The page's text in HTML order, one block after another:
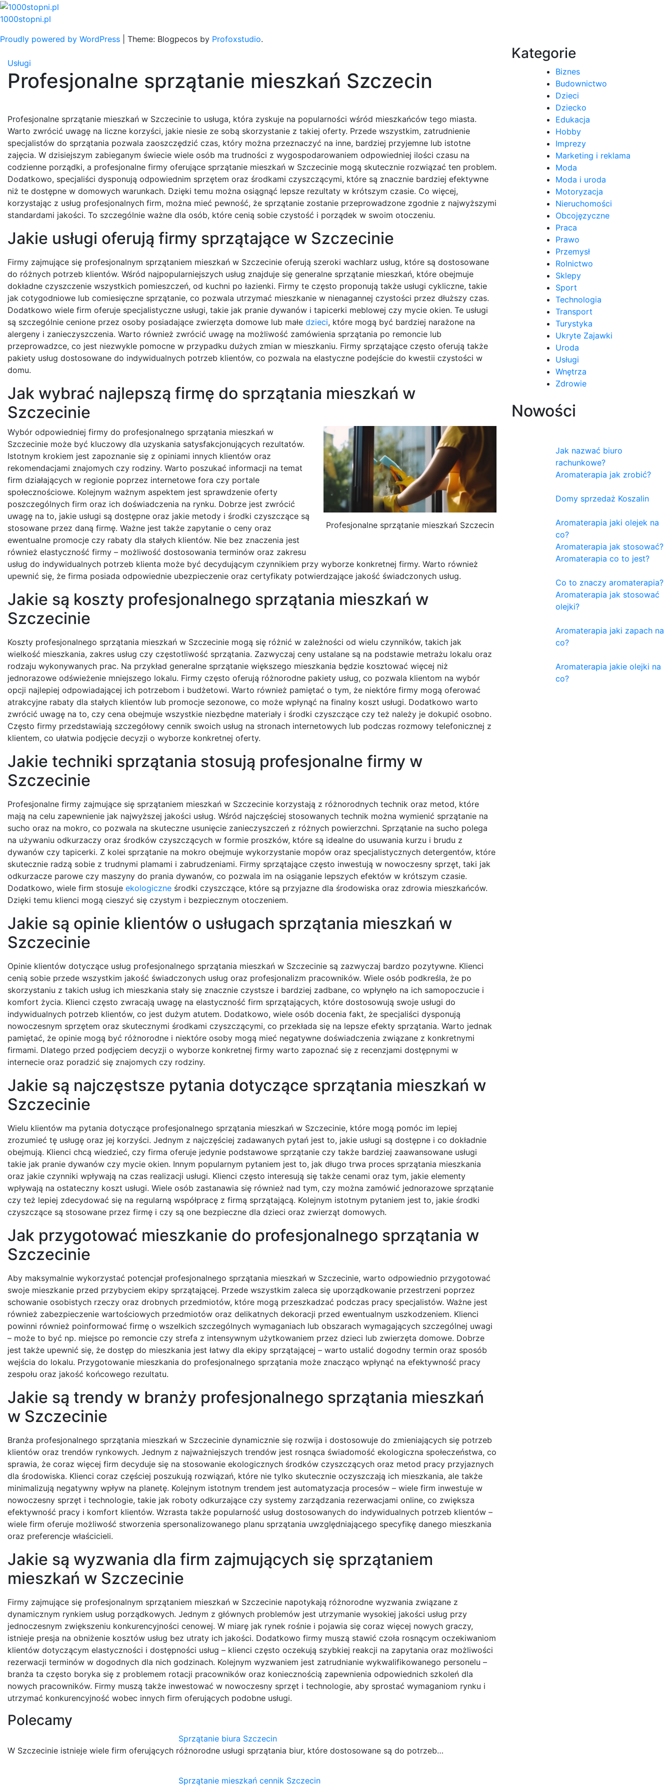
Skip
to
1000stopni.pl
Proudly powered by WordPress
Theme: Blogpecos by Profoxstudio.
Usługi
Profesjonalne sprzątanie mieszkań Szczecin
Profesjonalne sprzątanie mieszkań w Szczecinie to usługa, która zyskuje na popularności wśród mieszkańców tego miasta.
Warto zwrócić uwagę na liczne korzyści, jakie niesie ze sobą skorzystanie z takiej oferty. Przede wszystkim, zatrudnienie
specjalistów do sprzątania pozwala zaoszczędzić czas, który można przeznaczyć na inne, bardziej przyjemne lub istotne
zajęcia. W dzisiejszym zabieganym świecie wiele osób ma trudności z wygospodarowaniem odpowiedniej ilości czasu na
codzienne porządki, a profesjonalne firmy oferujące sprzątanie mieszkań w Szczecinie mogą skutecznie rozwiązać ten problem.
Dodatkowo, specjaliści dysponują odpowiednim sprzętem oraz środkami czyszczącymi, które są znacznie bardziej efektywne
niż te dostępne w domowych warunkach. Dzięki temu można osiągnąć lepsze rezultaty w krótszym czasie. Co więcej,
korzystając z usług profesjonalnych firm, można mieć pewność, że sprzątanie zostanie przeprowadzone zgodnie z najwyższymi
standardami jakości. To szczególnie ważne dla osób, które cenią sobie czystość i porządek w swoim otoczeniu.
Jakie usługi oferują firmy sprzątające w Szczecinie
Firmy zajmujące się profesjonalnym sprzątaniem mieszkań w Szczecinie oferują szeroki wachlarz usług, które są dostosowane
do różnych potrzeb klientów. Wśród najpopularniejszych usług znajduje się generalne sprzątanie mieszkań, które obejmuje
dokładne czyszczenie wszystkich pomieszczeń, od kuchni po łazienki. Firmy te często proponują także usługi cykliczne, takie
jak cotygodniowe lub comiesięczne sprzątanie, co pozwala utrzymać mieszkanie w nienagannej czystości przez dłuższy czas.
Dodatkowo wiele firm oferuje specjalistyczne usługi, takie jak pranie dywanów i tapicerki meblowej czy mycie okien. Te usługi
są szczególnie cenione przez osoby posiadające zwierzęta domowe lub małe dzieci, które mogą być bardziej narażone na
alergeny i zanieczyszczenia. Warto również zwrócić uwagę na możliwość zamówienia sprzątania po remoncie lub
przeprowadzce, co jest niezwykle pomocne w przypadku dużych zmian w mieszkaniu. Firmy sprzątające często oferują także
pakiety usług dostosowane do indywidualnych potrzeb klientów, co pozwala na elastyczne podejście do kwestii czystości w
domu.
Jak wybrać najlepszą firmę do sprzątania mieszkań w
Szczecinie
Profesjonalne sprzątanie mieszkań Szczecin
Wybór odpowiedniej firmy do profesjonalnego sprzątania mieszkań w
Szczecinie może być kluczowy dla uzyskania satysfakcjonujących rezultatów.
Istotnym krokiem jest zapoznanie się z opiniami innych klientów oraz
rekomendacjami znajomych czy rodziny. Warto poszukać informacji na temat
firm działających w regionie poprzez internetowe fora czy portale
społecznościowe. Kolejnym ważnym aspektem jest sprawdzenie oferty
poszczególnych firm oraz ich doświadczenia na rynku. Dobrze jest zwrócić
uwagę na to, jakie usługi są dostępne oraz jakie metody i środki czyszczące są
stosowane przez daną firmę. Ważne jest także zapytanie o ceny oraz
ewentualne promocje czy rabaty dla stałych klientów. Nie bez znaczenia jest
również elastyczność firmy – możliwość dostosowania terminów oraz zakresu
usług do indywidualnych potrzeb klienta może być decydującym czynnikiem przy wyborze konkretnej firmy. Warto również
upewnić się, że firma posiada odpowiednie ubezpieczenie oraz certyfikaty potwierdzające jakość świadczonych usług.
Jakie są koszty profesjonalnego sprzątania mieszkań w
Szczecinie
Koszty profesjonalnego sprzątania mieszkań w Szczecinie mogą się różnić w zależności od wielu czynników, takich jak
wielkość mieszkania, zakres usług czy częstotliwość sprzątania. Zazwyczaj ceny ustalane są na podstawie metrażu lokalu oraz
rodzaju wykonywanych prac. Na przykład generalne sprzątanie większego mieszkania będzie kosztować więcej niż
jednorazowe odświeżenie mniejszego lokalu. Firmy często oferują różnorodne pakiety usług, co pozwala klientom na wybór
opcji najlepiej odpowiadającej ich potrzebom i budżetowi. Warto również pamiętać o tym, że niektóre firmy mogą oferować
atrakcyjne rabaty dla stałych klientów lub promocje sezonowe, co może wpłynąć na finalny koszt usługi. Dodatkowo warto
zwrócić uwagę na to, czy cena obejmuje wszystkie niezbędne materiały i środki czyszczące czy też należy je dokupić osobno.
Często firmy przedstawiają szczegółowy cennik swoich usług na stronach internetowych lub podczas rozmowy telefonicznej z
klientem, co ułatwia podjęcie decyzji o wyborze konkretnej oferty.
Jakie techniki sprzątania stosują profesjonalne firmy w
Szczecinie
Profesjonalne firmy zajmujące się sprzątaniem mieszkań w Szczecinie korzystają z różnorodnych technik oraz metod, które
mają na celu zapewnienie jak najwyższej jakości usług. Wśród najczęściej stosowanych technik można wymienić sprzątanie na
sucho oraz na mokro, co pozwala na skuteczne usunięcie zanieczyszczeń z różnych powierzchni. Sprzątanie na sucho polega
na używaniu odkurzaczy oraz środków czyszczących w formie proszków, które są idealne do usuwania kurzu i brudu z
dywanów czy tapicerki. Z kolei sprzątanie na mokro obejmuje wykorzystanie mopów oraz specjalistycznych detergentów, które
skutecznie radzą sobie z trudnymi plamami i zabrudzeniami. Firmy sprzątające często inwestują w nowoczesny sprzęt, taki jak
odkurzacze parowe czy maszyny do prania dywanów, co pozwala im na osiąganie lepszych efektów w krótszym czasie.
Dodatkowo, wiele firm stosuje ekologiczne środki czyszczące, które są przyjazne dla środowiska oraz zdrowia mieszkańców.
Dzięki temu klienci mogą cieszyć się czystym i bezpiecznym otoczeniem.
Jakie są opinie klientów o usługach sprzątania mieszkań w
Szczecinie
Opinie klientów dotyczące usług profesjonalnego sprzątania mieszkań w Szczecinie są zazwyczaj bardzo pozytywne. Klienci
cenią sobie przede wszystkim jakość świadczonych usług oraz profesjonalizm pracowników. Wiele osób podkreśla, że po
skorzystaniu z takich usług ich mieszkania stały się znacznie czystsze i bardziej zadbane, co wpłynęło na ich samopoczucie i
komfort życia. Klienci często zwracają uwagę na elastyczność firm sprzątających, które dostosowują swoje usługi do
indywidualnych potrzeb klientów, co jest dużym atutem. Dodatkowo, wiele osób docenia fakt, że specjaliści dysponują
nowoczesnym sprzętem oraz skutecznymi środkami czyszczącymi, co przekłada się na lepsze efekty sprzątania. Warto jednak
pamiętać, że opinie mogą być różnorodne i niektóre osoby mogą mieć negatywne doświadczenia związane z konkretnymi
firmami. Dlatego przed podjęciem decyzji o wyborze konkretnej firmy warto zapoznać się z recenzjami dostępnymi w
internecie oraz poradzić się znajomych czy rodziny.
Jakie są najczęstsze pytania dotyczące sprzątania mieszkań w
Szczecinie
Wielu klientów ma pytania dotyczące profesjonalnego sprzątania mieszkań w Szczecinie, które mogą pomóc im lepiej
zrozumieć tę usługę oraz jej korzyści. Jednym z najczęściej zadawanych pytań jest to, jakie usługi są dostępne i co dokładnie
obejmują. Klienci chcą wiedzieć, czy firma oferuje jedynie podstawowe sprzątanie czy także bardziej zaawansowane usługi
takie jak pranie dywanów czy mycie okien. Innym popularnym pytaniem jest to, jak długo trwa proces sprzątania mieszkania
oraz jakie czynniki wpływają na czas realizacji usługi. Klienci często interesują się także cenami oraz tym, jakie elementy
wpływają na ostateczny koszt usługi. Wiele osób zastanawia się również nad tym, czy można zamówić jednorazowe sprzątanie
czy też lepiej zdecydować się na regularną współpracę z firmą sprzątającą. Kolejnym istotnym pytaniem jest to, jakie środki
czyszczące są stosowane przez firmę i czy są one bezpieczne dla dzieci oraz zwierząt domowych.
Jak przygotować mieszkanie do profesjonalnego sprzątania w
Szczecinie
Aby maksymalnie wykorzystać potencjał profesjonalnego sprzątania mieszkań w Szczecinie, warto odpowiednio przygotować
swoje mieszkanie przed przybyciem ekipy sprzątającej. Przede wszystkim zaleca się uporządkowanie przestrzeni poprzez
schowanie osobistych rzeczy oraz drobnych przedmiotów, które mogą przeszkadzać podczas pracy specjalistów. Ważne jest
również zabezpieczenie wartościowych przedmiotów oraz delikatnych dekoracji przed ewentualnym uszkodzeniem. Klienci
powinni również poinformować firmę o wszelkich szczególnych wymaganiach lub obszarach wymagających szczególnej uwagi
– może to być np. miejsce po remoncie czy strefa z intensywnym użytkowaniem przez dzieci lub zwierzęta domowe. Dobrze
jest także upewnić się, że dostęp do mieszkania jest łatwy dla ekipy sprzątającej – warto ustalić dogodny termin oraz sposób
wejścia do lokalu. Przygotowanie mieszkania do profesjonalnego sprzątania może znacząco wpłynąć na efektywność pracy
zespołu oraz jakość końcowego rezultatu.
Jakie są trendy w branży profesjonalnego sprzątania mieszkań
w Szczecinie
Branża profesjonalnego sprzątania mieszkań w Szczecinie dynamicznie się rozwija i dostosowuje do zmieniających się potrzeb
klientów oraz trendów rynkowych. Jednym z najważniejszych trendów jest rosnąca świadomość ekologiczna społeczeństwa, co
sprawia, że coraz więcej firm decyduje się na stosowanie ekologicznych środków czyszczących oraz metod pracy przyjaznych
dla środowiska. Klienci coraz częściej poszukują rozwiązań, które nie tylko skutecznie oczyszczają ich mieszkania, ale także
minimalizują negatywny wpływ na planetę. Kolejnym istotnym trendem jest automatyzacja procesów – wiele firm inwestuje w
nowoczesny sprzęt i technologie, takie jak roboty odkurzające czy systemy zarządzania rezerwacjami online, co zwiększa
efektywność pracy i komfort klientów. Wzrasta także popularność usług dostosowanych do indywidualnych potrzeb klientów –
wiele firm oferuje możliwość stworzenia spersonalizowanego planu sprzątania uwzględniającego specyfikę danego mieszkania
oraz preferencje właścicieli.
Jakie są wyzwania dla firm zajmujących się sprzątaniem
mieszkań w Szczecinie
Firmy zajmujące się profesjonalnym sprzątaniem mieszkań w Szczecinie napotykają różnorodne wyzwania związane z
dynamicznym rynkiem usług porządkowych. Jednym z głównych problemów jest utrzymanie wysokiej jakości usług przy
jednoczesnym zwiększeniu konkurencyjności cenowej. W miarę jak rynek rośnie i pojawia się coraz więcej nowych graczy,
istnieje presja na obniżenie kosztów usług bez utraty ich jakości. Dodatkowo firmy muszą stawić czoła rosnącym oczekiwaniom
klientów dotyczącym elastyczności i dostępności usług – klienci często oczekują szybkiej reakcji na zapytania oraz możliwości
rezerwacji terminów w dogodnych dla nich godzinach. Kolejnym wyzwaniem jest zatrudnianie wykwalifikowanego personelu –
branża ta często boryka się z problemem rotacji pracowników oraz koniecznością zapewnienia odpowiednich szkoleń dla
nowych pracowników. Firmy muszą także inwestować w nowoczesny sprzęt i technologie, aby sprostać wymaganiom rynku i
utrzymać konkurencyjność wobec innych firm oferujących podobne usługi.
Polecamy
Sprzątanie biura Szczecin
W Szczecinie istnieje wiele firm oferujących różnorodne usługi sprzątania biur, które dostosowane są do potrzeb…
Sprzątanie mieszkań cennik Szczecin
Kategorie
Biznes
Budownictwo
Dzieci
Dziecko
Edukacja
Hobby
Imprezy
Marketing i reklama
Moda
Moda i uroda
Motoryzacja
Nieruchomości
Obcojęzyczne
Praca
Prawo
Przemysł
Rolnictwo
Sklepy
Sport
Technologia
Transport
Turystyka
Ukryte Zajawki
Uroda
Usługi
Wnętrza
Zdrowie
Nowości
Jak nazwać biuro
rachunkowe?
Aromaterapia jak zrobić?
Domy sprzedaż Koszalin
Aromaterapia jaki olejek na
co?
Aromaterapia jak stosować?
Aromaterapia co to jest?
Co to znaczy aromaterapia?
Aromaterapia jak stosować
olejki?
Aromaterapia jaki zapach na
co?
Aromaterapia jakie olejki na
co?